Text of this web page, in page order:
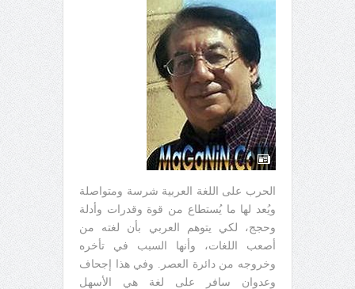
الحرب على اللغة العربية شرسة ومتواصلة
ويُعد لها ما يُستطاع من قوة وقدرات وأدلة
وحجج، لكي يتوهم العربي بأن لغته من
أصعب اللغات، وأنها السبب في تأخره
وخروجه من دائرة العصر. وفي هذا إجحاف
وعدوان سافر على لغة هي الأسهل